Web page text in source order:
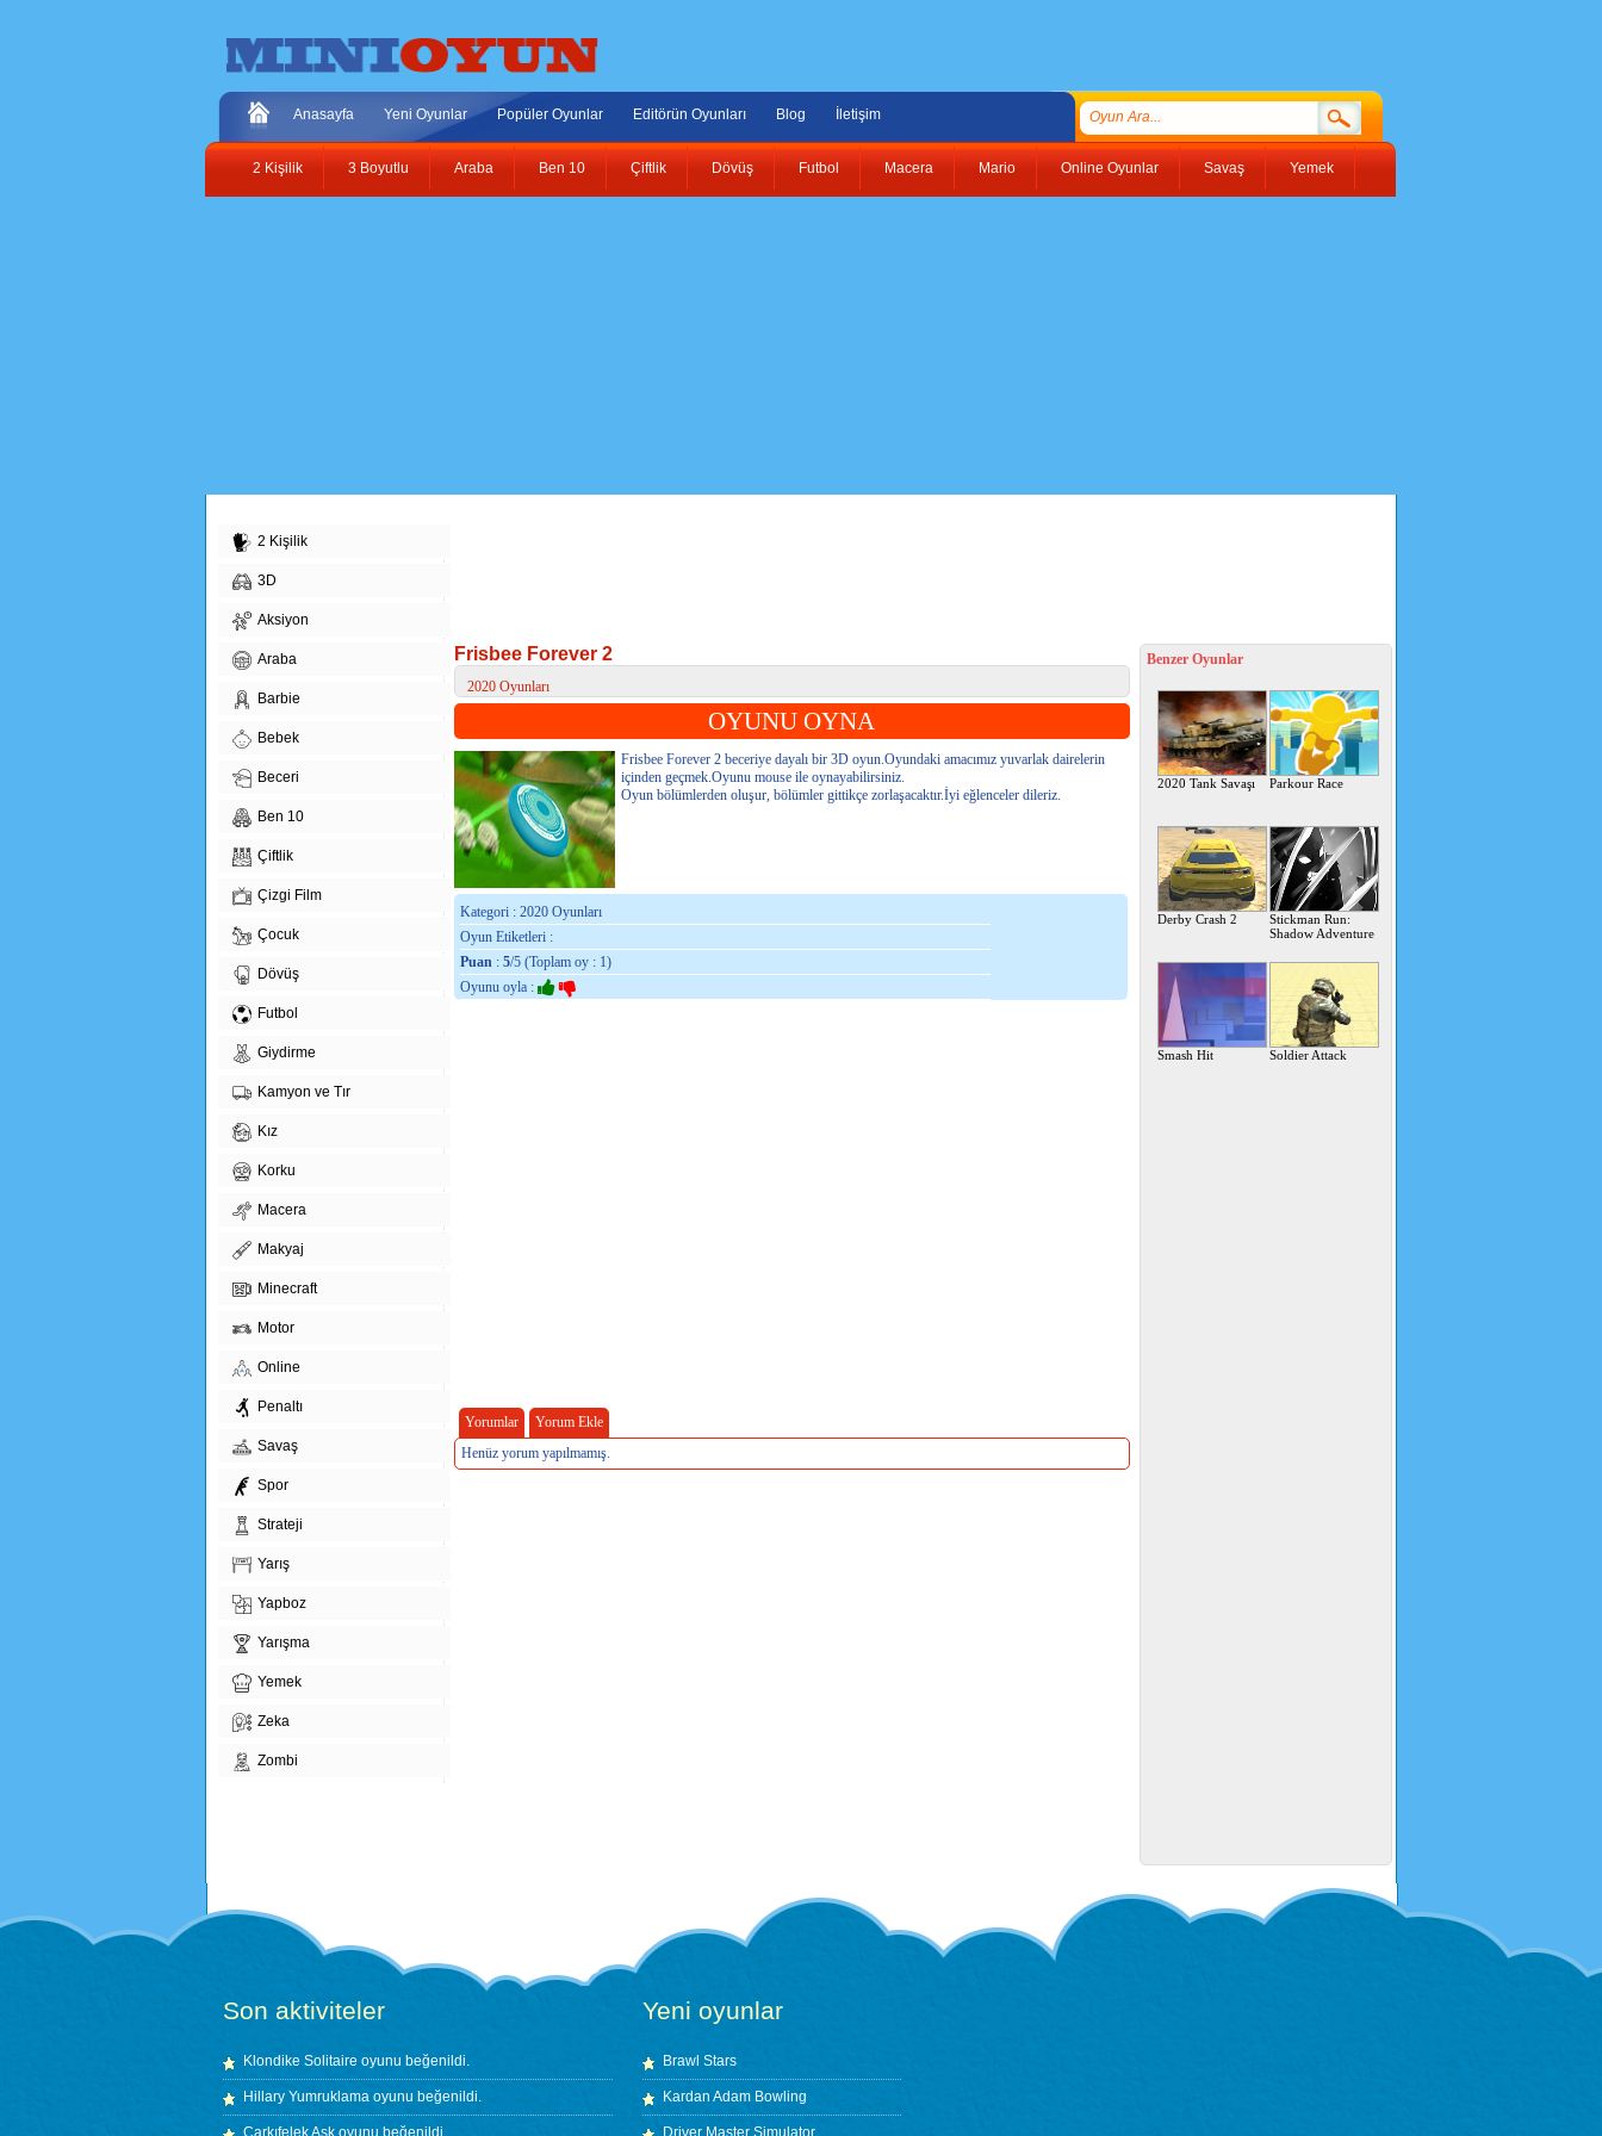
Anasayfa Yeni Oyunlar Popüler Oyunlar Editörün Oyunları Blog İletişim
2 Kişilik 3 Boyutlu Araba Ben 10 Çiftlik Dövüş Futbol Macera Mario Online Oyunlar Savaş Yemek
2 Kişilik
3D
Aksiyon
Araba
Barbie
Bebek
Beceri
Ben 10
Çiftlik
Çizgi Film
Çocuk
Dövüş
Futbol
Giydirme
Kamyon ve Tır
Kız
Korku
Macera
Makyaj
Minecraft
Motor
Online
Penaltı
Savaş
Spor
Strateji
Yarış
Yapboz
Yarışma
Yemek
Zeka
Zombi
Frisbee Forever 2
2020 Oyunları
OYUNU OYNA
Frisbee Forever 2 beceriye dayalı bir 3D oyun.Oyundaki amacımız yuvarlak dairelerin
içinden geçmek.Oyunu mouse ile oynayabilirsiniz.
Oyun bölümlerden oluşur, bölümler gittikçe zorlaşacaktır.İyi eğlenceler dileriz.
Kategori : 2020 Oyunları
Oyun Etiketleri :
Puan : 5/5 (Toplam oy : 1)
Oyunu oyla :
Yorumlar
Yorum Ekle
Henüz yorum yapılmamış.
Benzer Oyunlar
2020 Tank Savaşı Parkour Race
Derby Crash 2
Stickman Run:
Shadow Adventure
Smash Hit Soldier Attack
Son aktiviteler
Klondike Solitaire oyunu beğenildi.
Hillary Yumruklama oyunu beğenildi.
Çarkıfelek Aşk oyunu beğenildi.
Yeni oyunlar
Brawl Stars
Kardan Adam Bowling
Driver Master Simulator